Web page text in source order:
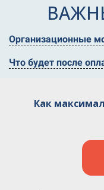
Организационные
Что будет после
Как